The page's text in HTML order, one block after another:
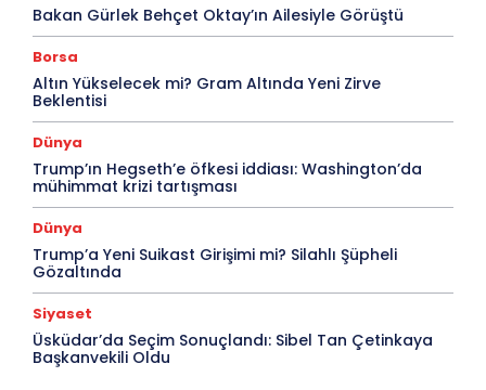
Bakan Gürlek Behçet Oktay’ın Ailesiyle Görüştü
Borsa
Altın Yükselecek mi? Gram Altında Yeni Zirve
Beklentisi
Dünya
Trump’ın Hegseth’e öfkesi iddiası: Washington’da
mühimmat krizi tartışması
Dünya
Trump’a Yeni Suikast Girişimi mi? Silahlı Şüpheli
Gözaltında
Siyaset
Üsküdar’da Seçim Sonuçlandı: Sibel Tan Çetinkaya
Başkanvekili Oldu